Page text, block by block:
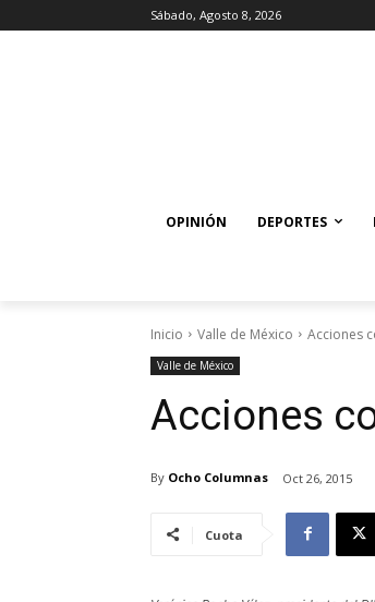
Sábado, Agosto 8, 2026
OPINIÓN DEPORTES
Inicio Valle de México Acciones
Valle de México
Acciones
By Ocho Columnas Oct 26, 2015
Cuota